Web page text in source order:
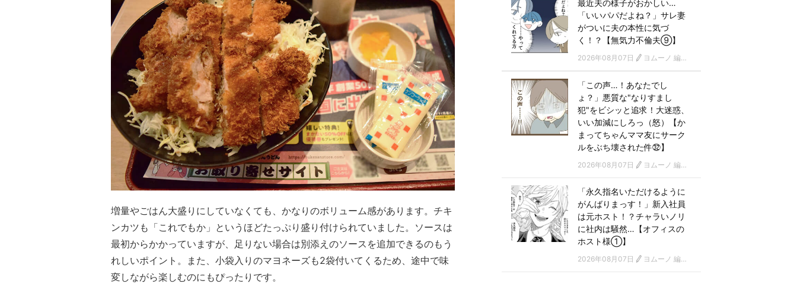
増量やごはん大盛りにしていなくても、かなりのボリューム感があります。チキ
ンカツも「これでもか」というほどたっぷり盛り付けられていました。ソースは
最初からかかっていますが、足りない場合は別添えのソースを追加できるのもう
れしいポイント。また、小袋入りのマヨネーズも2袋付いてくるため、途中で味
変しながら楽しむのにもぴったりです。
最近夫の様子がおかしい…
「いいパパだよね？」サレ妻
がついに夫の本性に気づ
く！？【無気力不倫夫⑨】
2026年08月07日 ヨムーノ 編集部 漫画チーム
「この声…！あなたでし
ょ？」悪質な"なりすまし
犯"をビシッと追求！大迷惑、
いい加減にしろっ（怒）【か
まってちゃんママ友にサーク
ルをぶち壊された件㉜】
2026年08月07日 ヨムーノ 編集部 漫画チーム
「永久指名いただけるように
がんばりまっす！」新入社員
は元ホスト！？チャラいノリ
に社内は騒然…【オフィスの
ホスト様①】
2026年08月07日 ヨムーノ 編集部 漫画チーム